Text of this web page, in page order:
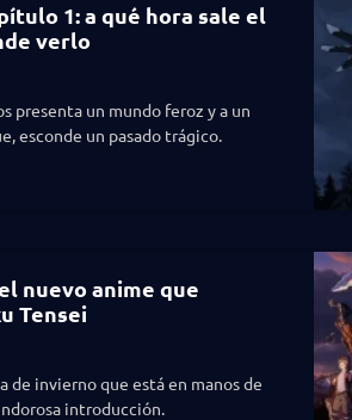
1: a qué hora sale el
verlo
presenta un mundo feroz y a un
esconde un pasado trágico.
nuevo anime que
Tensei
de invierno que está en manos de
introducción.